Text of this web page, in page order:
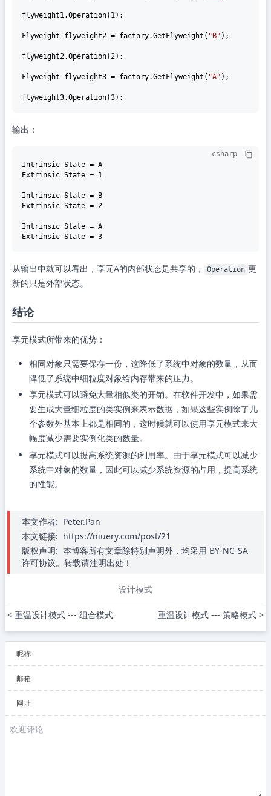
flyweight1.Operation( 1);
Flyweight flyweight2 = factory.GetFlyweight( "B" );
flyweight2.Operation(2);
Flyweight flyweight3 = factory.GetFlyweight( "A" );
flyweight3.Operation(3
输出：
csharp
Intrinsic State = A
Extrinsic State = 1
Intrinsic State = B
Extrinsic State = 2
Intrinsic State = A
Extrinsic State = 3
从输出中就可以看出，享元A的内部状态是共享的， Operation 更
新的只是外部状态。
结论
享元模式所带来的优势：
相同对象只需要保存一份，这降低了系统中对象的数量，从而
降低了系统中细粒度对象给内存带来的压力。
享元模式可以避免大量相似类的开销。在软件开发中，如果需
要生成大量细粒度的类实例来表示数据，如果这些实例除了几
个参数外基本上都是相同的，这时候就可以使用享元模式来大
幅度减少需要实例化类的数量。
享元模式可以提高系统资源的利用率。由于享元模式可以减少
系统中对象的数量，因此可以减少系统资源的占用，提高系统
的性能。
本文作者: Peter.Pan
本文链接: https://niuery.com/post/21
版权声明: 本博客所有文章除特别声明外，均采用 BY-NC-SA
许可协议。转载请注明出处！
设计模式
< 重温设计模式 --- 组合模式 重温设计模式 --- 策略模式 >
昵称
邮箱
网址